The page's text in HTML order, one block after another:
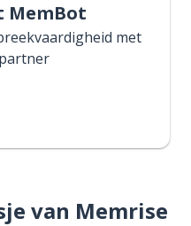
MemBot
met
van Memrise